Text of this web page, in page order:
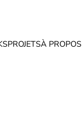
PROJETSÀ PROPOS